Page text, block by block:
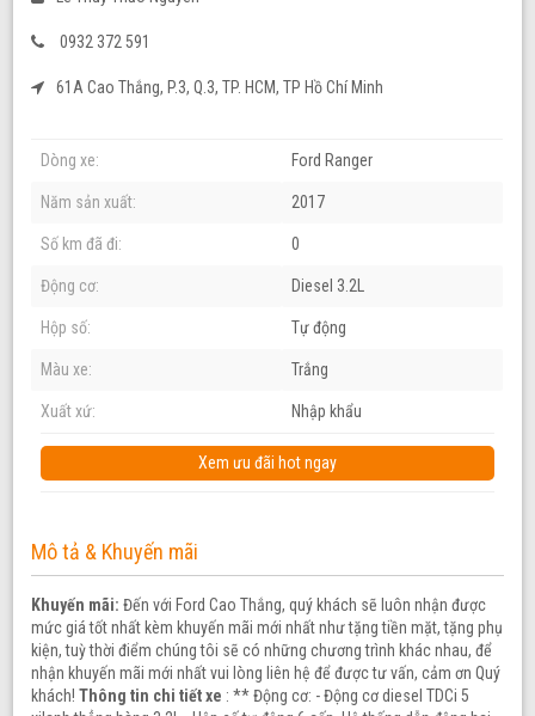
0932 372 591
61A Cao Thắng, P.3, Q.3, TP. HCM, TP Hồ Chí Minh
Dòng xe: Ford Ranger
Năm sản xuất: 2017
Số km đã đi: 0
Động cơ: Diesel 3.2L
Hộp số: Tự động
Màu xe: Trắng
Xuất xứ: Nhập khẩu
Xem ưu đãi hot ngay
Mô tả & Khuyến mãi
Khuyến mãi:Đến với Ford Cao Thắng, quý khách sẽ luôn nhận được
mức giá tốt nhất kèm khuyến mãi mới nhất như tặng tiền mặt, tặng phụ
kiện, tuỳ thời điểm chúng tôi sẽ có những chương trình khác nhau, để
nhận khuyến mãi mới nhất vui lòng liên hệ để được tư vấn, cảm ơn Quý
khách!Thông tin chi tiết xe : ** Động cơ: - Động cơ diesel TDCi 5